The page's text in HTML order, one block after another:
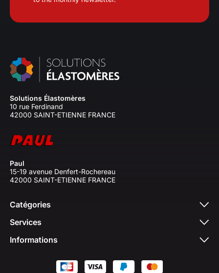
Solutions Élastomères
10 rue Ferdinand
42000 SAINT-ETIENNE FRANCE
Paul
15-19 avenue Denfert-Rochereau
42000 SAINT-ETIENNE FRANCE
Catégories
Services
Informations